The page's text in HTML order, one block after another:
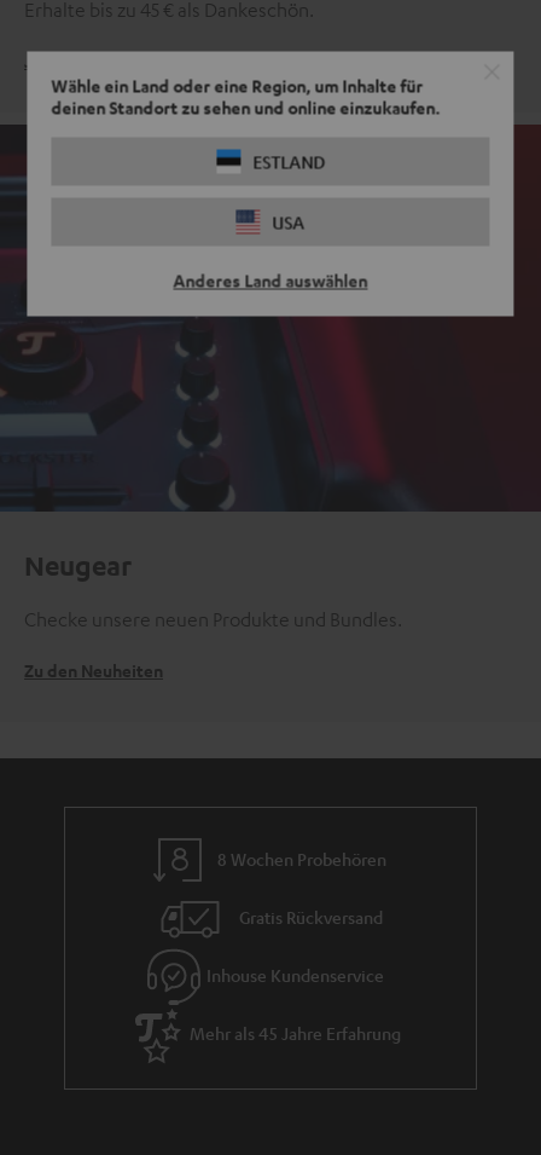
Wähle ein Land oder eine Region, um Inhalte für
deinen Standort zu sehen und online einzukaufen.
ESTLAND
USA
Anderes Land auswählen
Erhalte bis zu 45 € als Dankeschön.
Jetzt anmelden
Neugear
Checke unsere neuen Produkte und Bundles.
Zu den Neuheiten
8 Wochen Probehören
Gratis Rückversand
Inhouse Kundenservice
Mehr als 45 Jahre Erfahrung